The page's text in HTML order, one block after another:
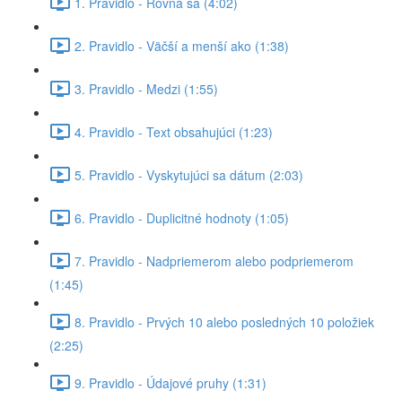
2. Pravidlo - Väčší a menší ako (1:38)
3. Pravidlo - Medzi (1:55)
4. Pravidlo - Text obsahujúci (1:23)
5. Pravidlo - Vyskytujúci sa dátum (2:03)
6. Pravidlo - Duplicitné hodnoty (1:05)
7. Pravidlo - Nadpriemerom alebo podpriemerom
(1:45)
8. Pravidlo - Prvých 10 alebo posledných 10 položiek
(2:25)
9. Pravidlo - Údajové pruhy (1:31)